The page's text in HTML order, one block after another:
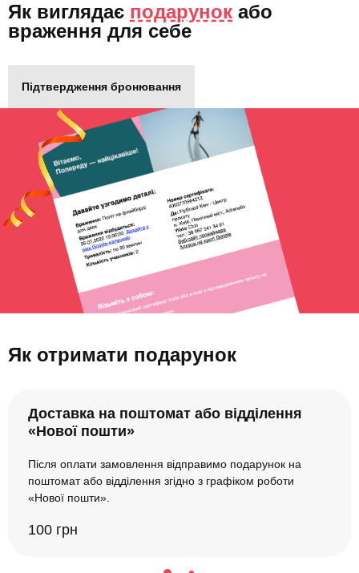
Як виглядає подарунок або
враження для себе
Підтвердження бронювання
Як отримати подарунок
Доставка на поштомат або відділення
«Нової пошти»
Після оплати замовлення відправимо подарунок на
поштомат або відділення згідно з графіком роботи
«Нової пошти».
100 грн